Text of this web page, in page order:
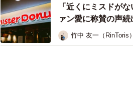
◇ ◇
SNSユーザー達から
「近くにミスドが
ァン愛に称賛の声
竹中 友一（RinToris）